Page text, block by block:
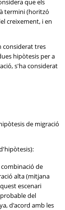
que els
termini (horitzó
creixement, i en
considerat tres
hipòtesis per a
s'ha considerat
de migració
de
alta (mitjana
escenari
del
d'acord amb les